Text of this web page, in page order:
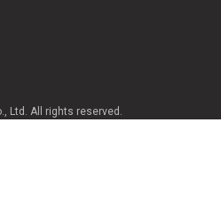
Ltd. All rights reserved.